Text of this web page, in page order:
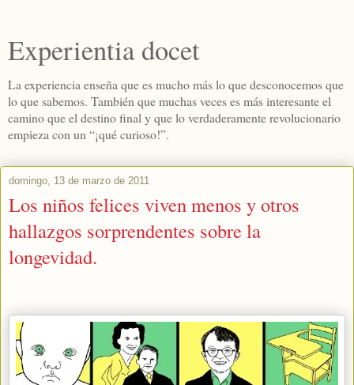
Experientia docet
La experiencia enseña que es mucho más lo que desconocemos que
lo que sabemos. También que muchas veces es más interesante el
camino que el destino final y que lo verdaderamente revolucionario
empieza con un “¡qué curioso!”.
domingo, 13 de marzo de 2011
Los niños felices viven menos y otros
hallazgos sorprendentes sobre la
longevidad.